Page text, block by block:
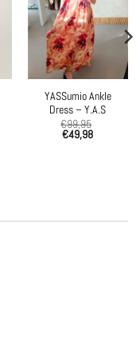
YASSumio Ankle
Dress – Y.A.S
€99,95
€49,98